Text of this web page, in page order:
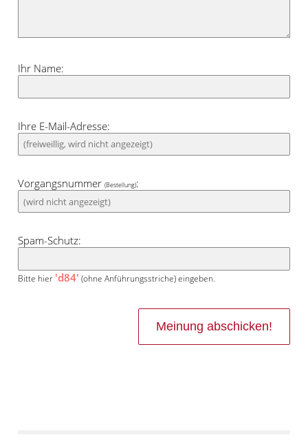
Ihr Name:
Ihre E-Mail-Adresse:
Vorgangsnummer(Bestellung):
Spam-Schutz:
Bitte hier 'd84' (ohne Anführungsstriche) eingeben.